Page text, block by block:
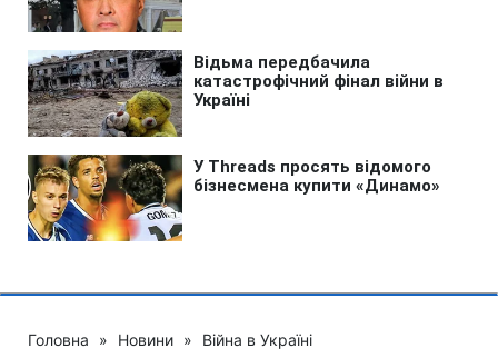
Головна » Новини » Війна в Україні